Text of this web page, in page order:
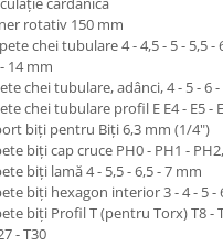
rotativ 150 mm
chei tubulare 4 - 4,5 - 5 - 5,5 -
14 mm
chei tubulare, adânci, 4 - 5 - 6 -
chei tubulare profil E E4 - E5 -
biţi pentru Biţi 6,3 mm (1/4")
biţi cap cruce PH0 - PH1 -
biţi lamă 4 - 5,5 - 6,5 - 7 mm
biţi hexagon interior 3 - 4 - 5 -
biţi Profil T (pentru Torx) T8 -
- T30